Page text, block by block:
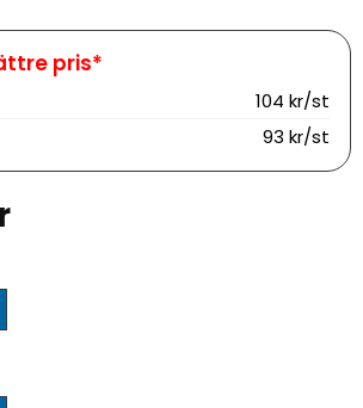
104 kr/st
93 kr/st